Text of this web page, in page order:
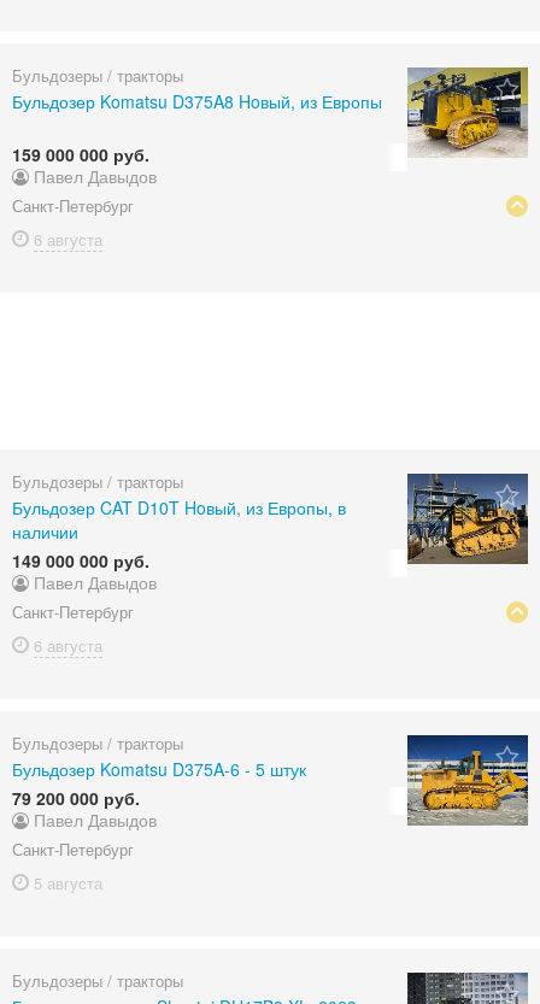
Бульдозеры / тракторы
Бульдозер Komatsu D375A8 Hoвый, из Европы
159 000 000 руб.
Павел Давыдов
Санкт-Петербург
6 августа
Бульдозеры / тракторы
Бульдозер CAT D10T Hoвый, из Европы, в
наличии
149 000 000 руб.
Павел Давыдов
Санкт-Петербург
6 августа
Бульдозеры / тракторы
Бульдозер Komatsu D375A-6 - 5 штук
79 200 000 руб.
Павел Давыдов
Санкт-Петербург
5 августа
Бульдозеры / тракторы